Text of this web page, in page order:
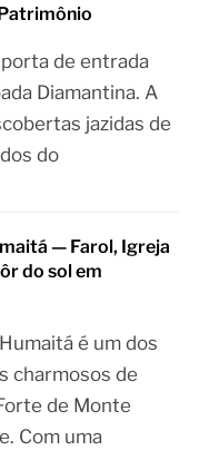
de entrada
Diamantina. A
jazidas de
do
— Farol, Igreja
do sol em
é um dos
charmosos de
de Monte
Com uma